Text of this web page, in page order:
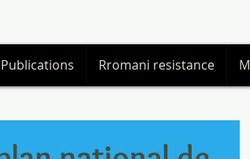
Publications Rromani resistance